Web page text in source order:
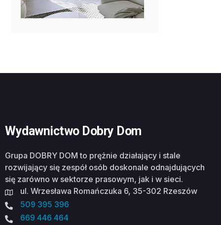
Wydawnictwo Dobry Dom
Grupa DOBRY DOM to prężnie działający i stale
rozwijający się zespół osób doskonale odnajdujących
się zarówno w sektorze prasowym, jak i w sieci.
ul. Wrzesława Romańczuka 6, 35-302 Rzeszów
509 395 396
669 446 464